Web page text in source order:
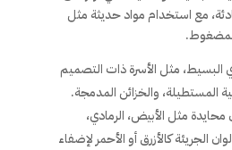
مع استخدام مواد حديثة مثل
البسيط، مثل الأسرة ذات التصميم
المستطيلة، والخزائن المدمجة.
محايدة مثل الأبيض، الرمادي،
الجريئة كالأزرق أو الأحمر لإضفاء